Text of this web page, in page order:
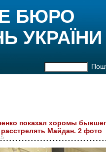
БЮРО
УКРАЇНИ
показал хоромы
расстрелять Майдан. 2 фото